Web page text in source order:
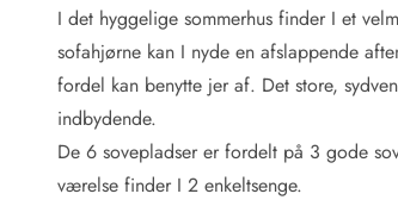
Vejret i Danmark
Sæsontider
Baderegler
Naturbeskyttelse
Webcam
Fotokonkurrence
I det hyggelige sommerhus finder I et
sofahjørne kan I nyde en afslappende
fordel kan benytte jer af. Det store,
indbydende.
De 6 sovepladser er fordelt på 3 gode
værelse finder I 2 enkeltsenge.